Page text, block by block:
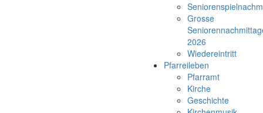
Grosse
2026
Wiedereintritt
Pfarreileben
Pfarramt
Kirche
Geschichte